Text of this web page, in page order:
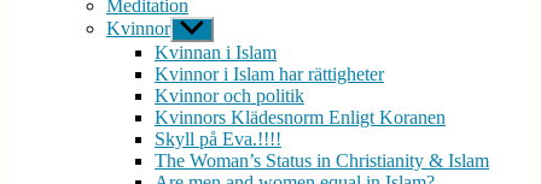
Meditation
Kvinnor Visa
undermeny
Kvinnan i Islam
Kvinnor i Islam har rättigheter
Kvinnor och politik
Kvinnors Klädesnorm Enligt Koranen
Skyll på Eva.!!!!
The Woman’s Status in Christianity & Islam